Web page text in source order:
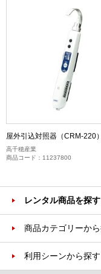
屋外引込対照器（CRM-220）
高千穂産業
商品コード：11237800
レンタル商品を探す
商品カテゴリーか
利用シーンから探す